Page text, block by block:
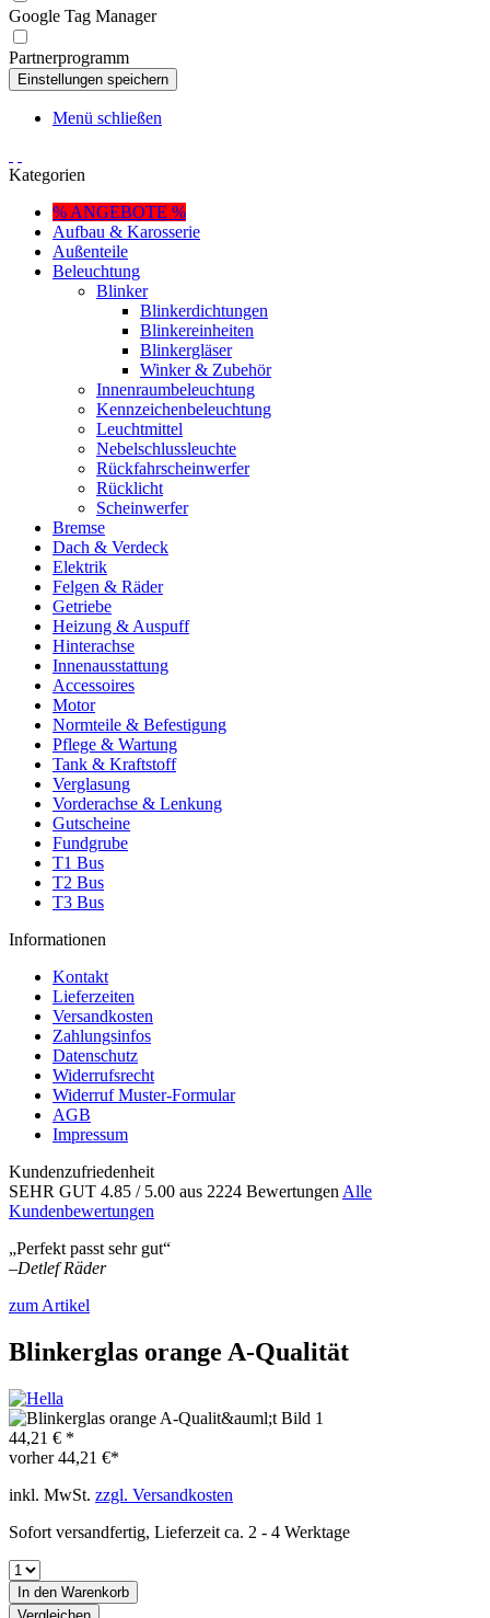
Google Tag Manager
Partnerprogramm
Menü schließen
Kategorien
% ANGEBOTE %
Aufbau & Karosserie
Außenteile
Beleuchtung
Blinker
Blinkerdichtungen
Blinkereinheiten
Blinkergläser
Winker & Zubehör
Innenraumbeleuchtung
Kennzeichenbeleuchtung
Leuchtmittel
Nebelschlussleuchte
Rückfahrscheinwerfer
Rücklicht
Scheinwerfer
Bremse
Dach & Verdeck
Elektrik
Felgen & Räder
Getriebe
Heizung & Auspuff
Hinterachse
Innenausstattung
Accessoires
Motor
Normteile & Befestigung
Pflege & Wartung
Tank & Kraftstoff
Verglasung
Vorderachse & Lenkung
Gutscheine
Fundgrube
T1 Bus
T2 Bus
T3 Bus
Informationen
Kontakt
Lieferzeiten
Versandkosten
Zahlungsinfos
Datenschutz
Widerrufsrecht
Widerruf Muster-Formular
AGB
Impressum
Kundenzufriedenheit
SEHR GUT 4.85 / 5.00 aus 2224 Bewertungen Alle
Kundenbewertungen
„Perfekt passt sehr gut“
–Detlef Räder
zum Artikel
Blinkerglas orange A-Qualität
44,21 € *
vorher44,21 €*
inkl. MwSt. zzgl. Versandkosten
Sofort versandfertig, Lieferzeit ca. 2 - 4 Werktage
In den Warenkorb